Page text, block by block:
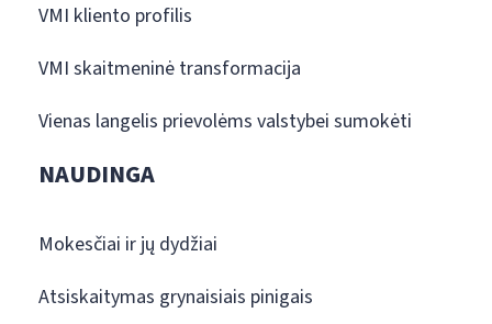
VMI kliento profilis
VMI skaitmeninė transformacija
Vienas langelis prievolėms valstybei sumokėti
NAUDINGA
Mokesčiai ir jų dydžiai
Atsiskaitymas grynaisiais pinigais